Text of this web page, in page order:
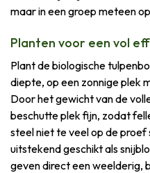
maar in een groep meteen
Planten voor een vol
Plant de biologische
diepte, op een zonnige plek
Door het gewicht van de
beschutte plek fijn, zodat
steel niet te veel op de proef
uitstekend geschikt als
geven direct een weelderig,